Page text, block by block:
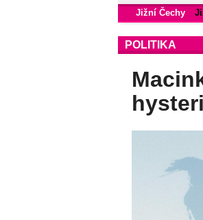
Jižní Čechy
POLITIKA